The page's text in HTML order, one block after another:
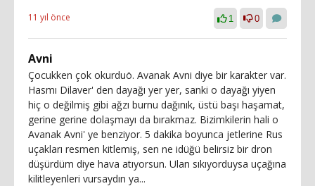
11 yıl önce 1 0
Avni
Çocukken çok okurduö. Avanak Avni diye bir karakter var.
Hasmı Dilaver' den dayağı yer yer, sanki o dayağı yiyen
hiç o değilmiş gibi ağzı burnu dağınık, üstü başı haşamat,
gerine gerine dolaşmayı da bırakmaz. Bizimkilerin hali o
Avanak Avni' ye benziyor. 5 dakika boyunca jetlerine Rus
uçakları resmen kitlemiş, sen ne idüğü belirsiz bir dron
düşürdüm diye hava atıyorsun. Ulan sıkıyorduysa uçağına
kilitleyenleri vursaydın ya...